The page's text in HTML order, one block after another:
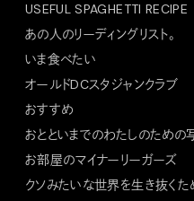
USEFUL SPAGHETTI RECIPE
あの人のリーディングリスト。
いま食べたい
オールドDCスタジャンクラブ
おすすめ
おとといまでのわたしのための
お部屋のマイナーリーガーズ
クソみたいな世界を生き抜く